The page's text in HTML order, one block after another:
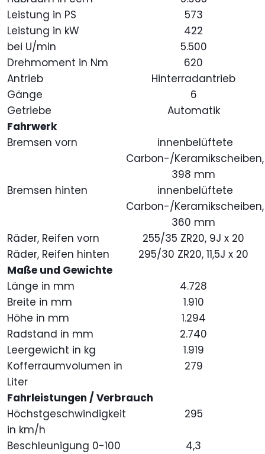
Leistung in PS
573
Leistung in kW
422
bei U/min
5.500
Drehmoment in Nm
620
Antrieb
Hinterradantrieb
Gänge
6
Getriebe
Automatik
Fahrwerk
Bremsen vorn
innenbelüftete
Carbon-/Keramikscheiben,
398 mm
Bremsen hinten
innenbelüftete
Carbon-/Keramikscheiben,
360 mm
Räder, Reifen vorn
255/35 ZR20, 9J x 20
Räder, Reifen hinten
295/30 ZR20, 11,5J x 20
Maße und Gewichte
Länge in mm
4.728
Breite in mm
1.910
Höhe in mm
1.294
Radstand in mm
2.740
Leergewicht in kg
1.919
Kofferraumvolumen in
Liter
279
Fahrleistungen / Verbrauch
Höchstgeschwindigkeit
in km/h
295
Beschleunigung 0-100
4,3